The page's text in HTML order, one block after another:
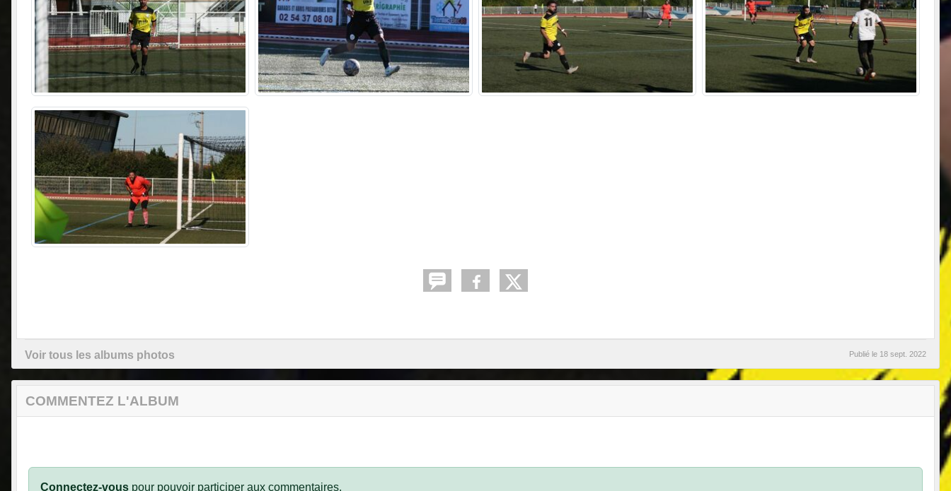
Voir tous les albums photos Publié le 18 sept. 2022
COMMENTEZ L'ALBUM
Connectez-vous pour pouvoir participer aux commentaires.